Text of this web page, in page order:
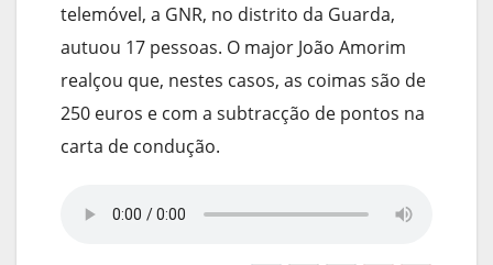
telemóvel, a GNR, no distrito da Guarda,
autuou 17 pessoas. O major João Amorim
realçou que, nestes casos, as coimas são de
250 euros e com a subtracção de pontos na
carta de condução.